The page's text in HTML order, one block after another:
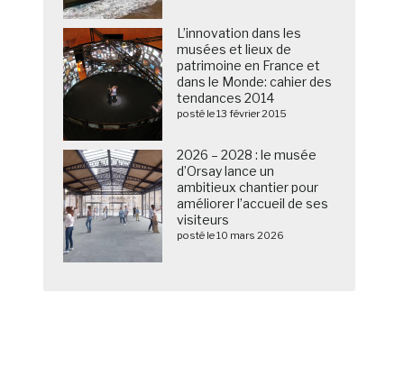
L’innovation dans les
musées et lieux de
patrimoine en France et
dans le Monde: cahier des
tendances 2014
posté le 13 février 2015
2026 – 2028 : le musée
d’Orsay lance un
ambitieux chantier pour
améliorer l’accueil de ses
visiteurs
posté le 10 mars 2026